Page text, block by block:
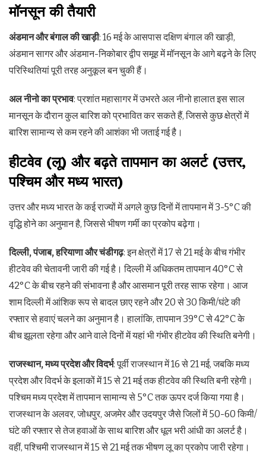
मॉनसून की तैयारी
अंडमान और बंगाल की खाड़ी: 16 मई के आसपास दक्षिण बंगाल की खाड़ी,
अंडमान सागर और अंडमान-निकोबार द्वीप समूह में मॉनसून के आगे बढ़ने के लिए
परिस्थितियां पूरी तरह अनुकूल बन चुकी हैं।
अल नीनो का प्रभाव: प्रशांत महासागर में उभरते अल नीनो हालात इस साल
मानसून के दौरान कुल बारिश को प्रभावित कर सकते हैं, जिससे कुछ क्षेत्रों में
बारिश सामान्य से कम रहने की आशंका भी जताई गई है।
हीटवेव (लू) और बढ़ते तापमान का अलर्ट (उत्तर,
पश्चिम और मध्य भारत)
उत्तर और मध्य भारत के कई राज्यों में अगले कुछ दिनों में तापमान में 3-5°C की
वृद्धि होने का अनुमान है, जिससे भीषण गर्मी का प्रकोप बढ़ेगा।
दिल्ली, पंजाब, हरियाणा और चंडीगढ़: इन क्षेत्रों में 17 से 21 मई के बीच गंभीर
हीटवेव की चेतावनी जारी की गई है। दिल्ली में अधिकतम तापमान 40°C से
42°C के बीच रहने की संभावना है और आसमान पूरी तरह साफ रहेगा। आज
शाम दिल्ली में आंशिक रूप से बादल छाए रहने और 20 से 30 किमी/घंटे की
रफ्तार से हवाएं चलने का अनुमान है। हालांकि, तापमान 39°C से 42°C के
बीच झूलता रहेगा और आने वाले दिनों में यहां भी गंभीर हीटवेव की स्थिति बनेगी।
राजस्थान, मध्य प्रदेश और विदर्भ: पूर्वी राजस्थान में 16 से 21 मई, जबकि मध्य
प्रदेश और विदर्भ के इलाकों में 15 से 21 मई तक हीटवेव की स्थिति बनी रहेगी।
पश्चिम मध्य प्रदेश में तापमान सामान्य से 5°C तक ऊपर दर्ज किया गया है।
राजस्थान के अलवर, जोधपुर, अजमेर और उदयपुर जैसे जिलों में 50-60 किमी/
घंटे की रफ्तार से तेज हवाओं के साथ बारिश और धूल भरी आंधी का अलर्ट है।
वहीं, पश्चिमी राजस्थान में 15 से 21 मई तक भीषण लू का प्रकोप जारी रहेगा।